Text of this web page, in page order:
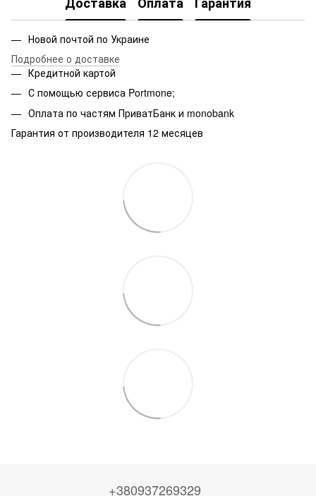
Новой почтой по Украине
Подробнее о доставке
Кредитной картой
С помощью сервиса Portmone;
Оплата по частям ПриватБанк и monobank
Гарантия от производителя 12 месяцев
+380937269329